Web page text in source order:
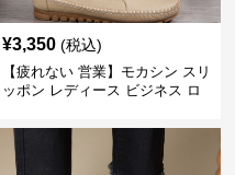
¥3,350 (税込)
【疲れない 営業】モカシン スリ
ッポン レディース ビジネス ロ
ジュアル パンプス以外